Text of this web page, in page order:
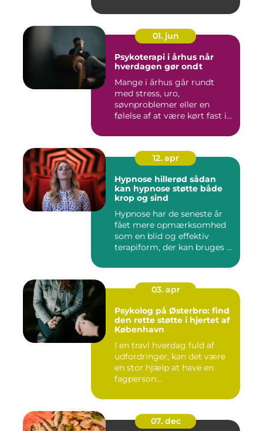
01. jun
Psykoterapi i århus når
hverdagen gør ondt
Mange i århus går rundt
med stress, uro,
søvnproblemer eller en
følelse af at være kørt fast i
12. apr
Hypnose hillerød sådan
kan hypnose støtte både
krop og sind
Hypnose har de seneste år
fået mere opmærksomhed
som en blid og effektiv
terapiform, der kan bruges ...
03. apr
Psykolog på Østerbro: find
den rette støtte i hjertet af
København
I en travl hverdag fuld af
udfordringer, kan det være
en stor hjælp at have en
fagperson...
07. dec